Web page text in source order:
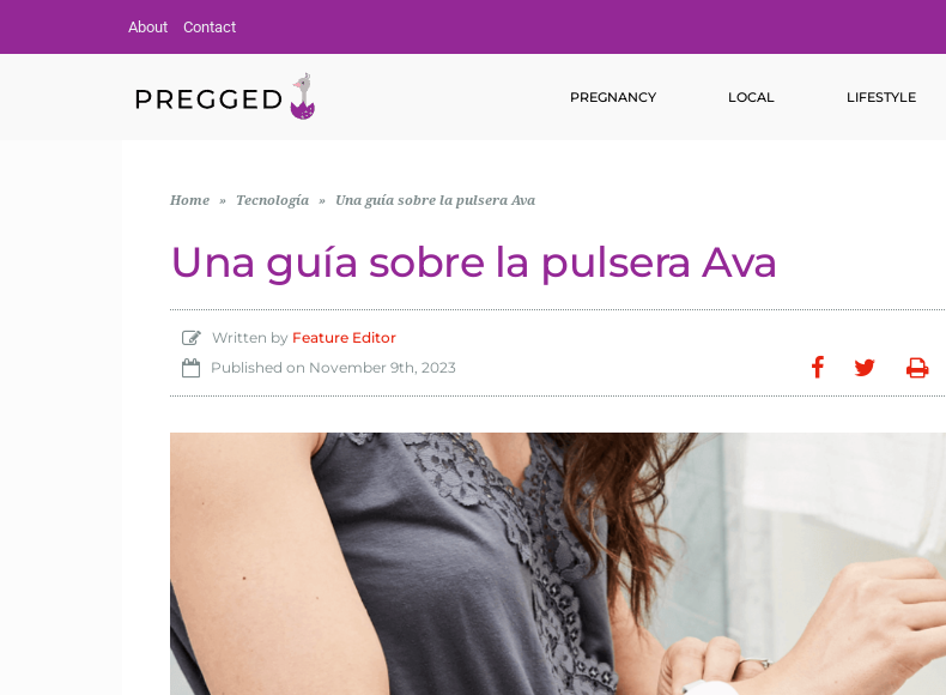
About
Contact
PREGNANCY LOCAL LIFESTYLE
Home » Tecnología » Una guía sobre la pulsera Ava
Una guía sobre la pulsera Ava
Written by Feature Editor
Published on November 9th, 2023